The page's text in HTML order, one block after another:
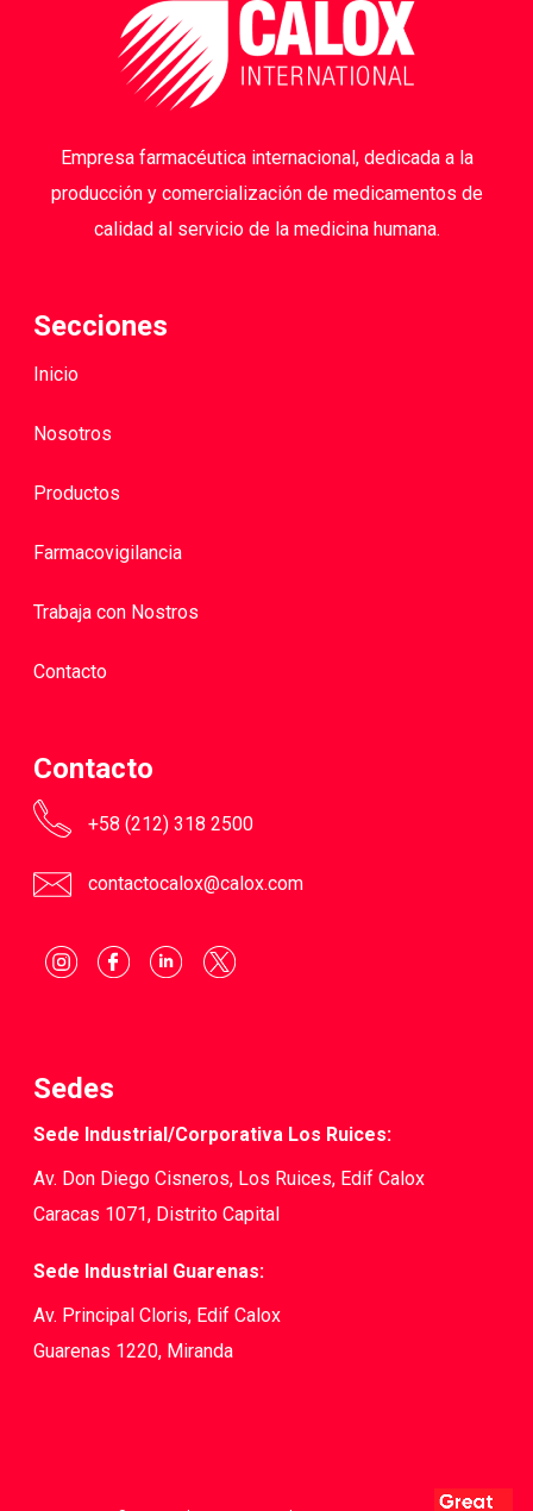
Empresa farmacéutica internacional, dedicada a la
producción y comercialización de medicamentos de
calidad al servicio de la medicina humana.
Secciones
Inicio
Nosotros
Productos
Farmacovigilancia
Trabaja con Nostros
Contacto
Contacto
+58 (212) 318 2500
contactocalox@calox.com
Sedes
Sede Industrial/Corporativa Los Ruices:
Av. Don Diego Cisneros, Los Ruices, Edif Calox
Caracas 1071, Distrito Capital
Sede Industrial Guarenas:
Av. Principal Cloris, Edif Calox
Guarenas 1220, Miranda